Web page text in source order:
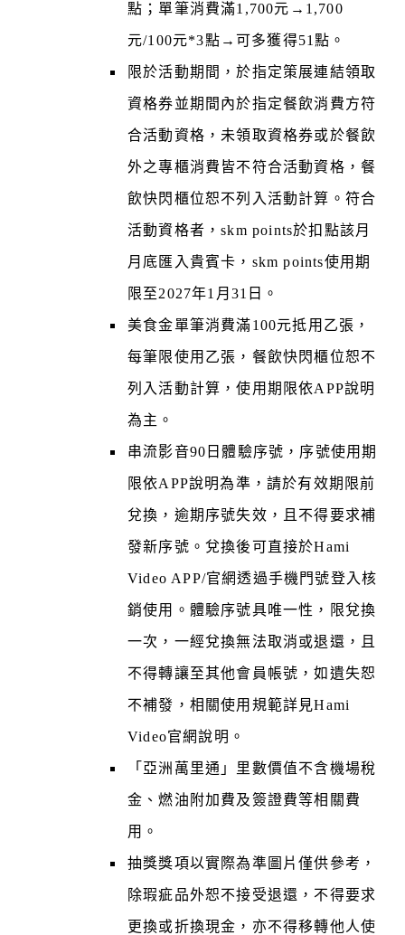
點；單筆消費滿1,700元→1,700
元/100元*3點→可多獲得51點。
限於活動期間，於指定策展連結領取
資格券並期間內於指定餐飲消費方符
合活動資格，未領取資格券或於餐飲
外之專櫃消費皆不符合活動資格，餐
飲快閃櫃位恕不列入活動計算。符合
活動資格者，skm points於扣點該月
月底匯入貴賓卡，skm points使用期
限至2027年1月31日。
美食金單筆消費滿100元抵用乙張，
每筆限使用乙張，餐飲快閃櫃位恕不
列入活動計算，使用期限依APP說明
為主。
串流影音90日體驗序號，序號使用期
限依APP說明為準，請於有效期限前
兌換，逾期序號失效，且不得要求補
發新序號。兌換後可直接於Hami
Video APP/官網透過手機門號登入核
銷使用。體驗序號具唯一性，限兌換
一次，一經兌換無法取消或退還，且
不得轉讓至其他會員帳號，如遺失恕
不補發，相關使用規範詳見Hami
Video官網說明。
「亞洲萬里通」里數價值不含機場稅
金、燃油附加費及簽證費等相關費
用。
抽獎獎項以實際為準圖片僅供參考，
除瑕疵品外恕不接受退還，不得要求
更換或折換現金，亦不得移轉他人使